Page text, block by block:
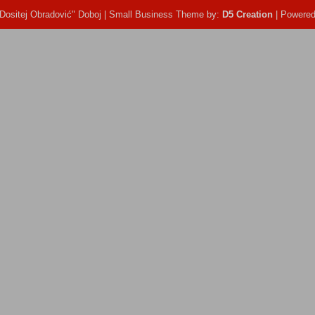
Obradović" Doboj | Small Business Theme by: D5 Creation |